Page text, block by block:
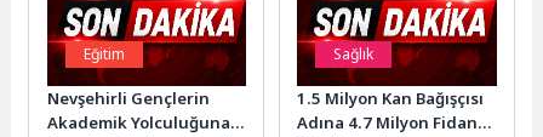
Eğitim
Nevşehirli Gençlerin
Akademik Yolculuğuna
Sağlık
1.5 Milyon Kan Bağışçısı
Adına 4.7 Milyon Fidan